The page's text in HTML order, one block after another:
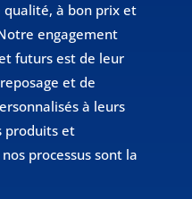
à bon prix et
engagement
futurs est de leur
et de
à leurs
produits et
processus sont la